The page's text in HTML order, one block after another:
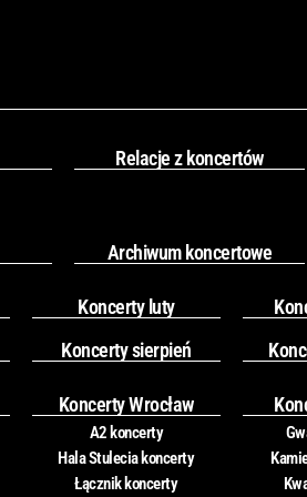
Relacje z koncertów
Archiwum koncertowe
Koncerty luty
Koncerty sierpień
Koncerty Wrocław
A2 koncerty
Hala Stulecia koncerty
Łącznik koncerty